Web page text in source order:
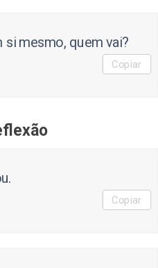
si mesmo, quem vai?
Copiar
Copiar